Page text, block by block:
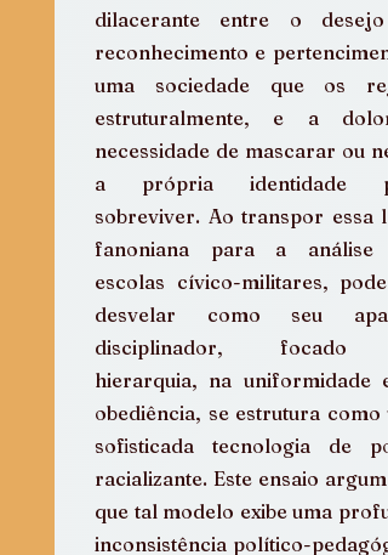
dilacerante entre o desejo
reconhecimento e
uma sociedade que os
estruturalmente, e a
necessidade de mascarar ou
a própria identidade
sobreviver. Ao transpor essa
fanoniana para a análise
escolas cívico-militares,
desvelar como seu
disciplinador, focado
hierarquia, na uniformidade
obediência, se estrutura como
sofisticada tecnologia de
racializante. Este ensaio
que tal modelo exibe uma
inconsistência político-